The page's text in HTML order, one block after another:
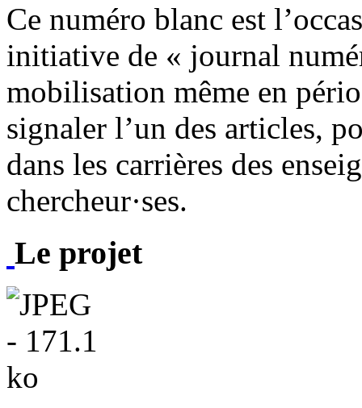
Ce numéro blanc est
initiative de « journal
mobilisation même en
signaler l’un des articles,
dans les carrières des
chercheur·ses.
Le projet